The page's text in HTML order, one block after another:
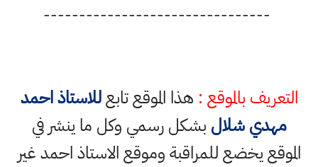
--------------------------------
التعريف بالموقع : هذا الموقع تابعللاستاذ احمد
مهدي شلال بشكل رسمي وكل ما ينشر في
الموقع يخضع للمراقبة وموقع الاستاذ احمد غير